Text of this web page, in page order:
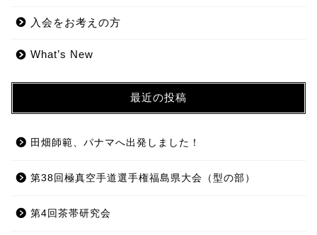
入会をお考えの方
What’s New
最近の投稿
田畑師範、パナマへ出発しました！
第38回極真空手道選手権福島県大会（型の部）
第4回茶帯研究会